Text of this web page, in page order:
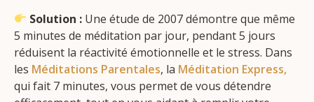
Solution : Une étude de 2007 démontre que même
5 minutes de méditation par jour, pendant 5 jours
réduisent la réactivité émotionnelle et le stress. Dans
les Méditations Parentales, la Méditation Express,
qui fait 7 minutes, vous permet de vous détendre